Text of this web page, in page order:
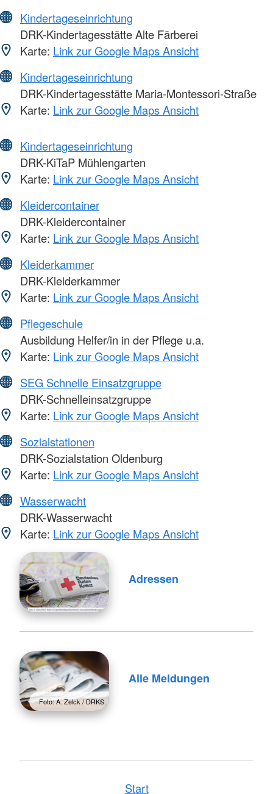
Kindertageseinrichtung
DRK-Kindertagesstätte Alte Färberei
Karte: Link zur Google Maps Ansicht
Kindertageseinrichtung
DRK-Kindertagesstätte Maria-Montessori-Straße
Karte: Link zur Google Maps Ansicht
Kindertageseinrichtung
DRK-KiTaP Mühlengarten
Karte: Link zur Google Maps Ansicht
Kleidercontainer
DRK-Kleidercontainer
Karte: Link zur Google Maps Ansicht
Kleiderkammer
DRK-Kleiderkammer
Karte: Link zur Google Maps Ansicht
Pflegeschule
Ausbildung Helfer/in in der Pflege u.a.
Karte: Link zur Google Maps Ansicht
SEG Schnelle Einsatzgruppe
DRK-Schnelleinsatzgruppe
Karte: Link zur Google Maps Ansicht
Sozialstationen
DRK-Sozialstation Oldenburg
Karte: Link zur Google Maps Ansicht
Wasserwacht
DRK-Wasserwacht
Karte: Link zur Google Maps Ansicht
Adressen
Foto: A. Zelck / DRKS
Alle Meldungen
Start